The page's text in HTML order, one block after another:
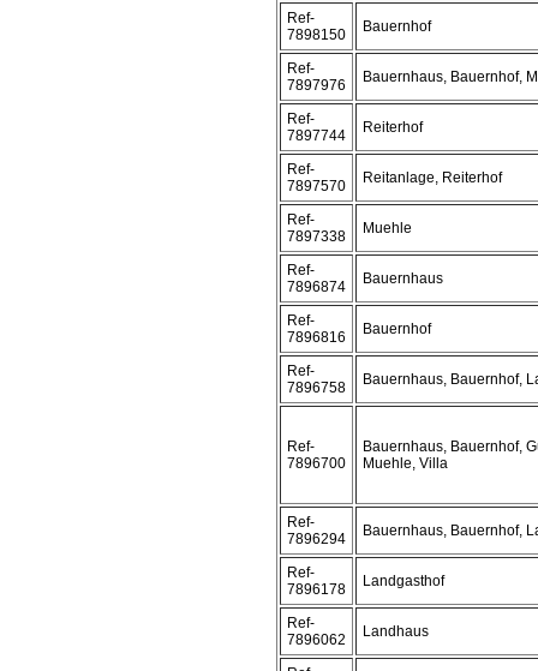
Ref-
7898150
Bauernhof
Ref-
7897976
Bauernhaus, Bauernhof,
Ref-
7897744
Reiterhof
Ref-
7897570
Reitanlage, Reiterhof
Ref-
7897338
Muehle
Ref-
7896874
Bauernhaus
Ref-
7896816
Bauernhof
Ref-
7896758
Bauernhaus, Bauernhof,
Ref-
7896700
Bauernhaus, Bauernhof,
Muehle, Villa
Ref-
7896294
Bauernhaus, Bauernhof,
Ref-
7896178
Landgasthof
Ref-
7896062
Landhaus